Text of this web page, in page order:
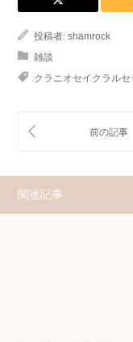
投稿者: shamrock
雑談
クラニオセイクラルセ
関連記事